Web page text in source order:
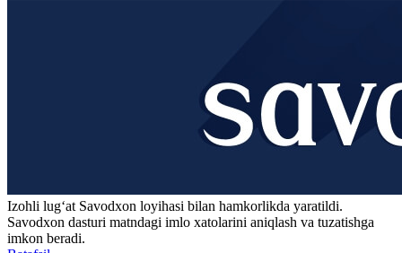
Izohli lugʻat Savodxon loyihasi bilan hamkorlikda yaratildi.
Savodxon dasturi matndagi imlo xatolarini aniqlash va tuzatishga
imkon beradi.